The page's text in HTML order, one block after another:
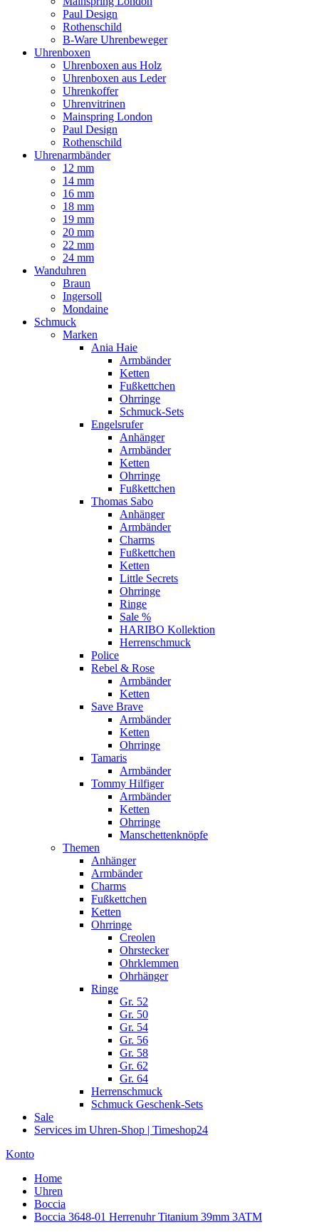
Paul Design
Rothenschild
B-Ware Uhrenbeweger
Uhrenboxen
Uhrenboxen aus Holz
Uhrenboxen aus Leder
Uhrenkoffer
Uhrenvitrinen
Mainspring London
Paul Design
Rothenschild
Uhrenarmbänder
12 mm
14 mm
16 mm
18 mm
19 mm
20 mm
22 mm
24 mm
Wanduhren
Braun
Ingersoll
Mondaine
Schmuck
Marken
Ania Haie
Armbänder
Ketten
Fußkettchen
Ohrringe
Schmuck-Sets
Engelsrufer
Anhänger
Armbänder
Ketten
Ohrringe
Fußkettchen
Thomas Sabo
Anhänger
Armbänder
Charms
Fußkettchen
Ketten
Little Secrets
Ohrringe
Ringe
Sale %
HARIBO Kollektion
Herrenschmuck
Police
Rebel & Rose
Armbänder
Ketten
Save Brave
Armbänder
Ketten
Ohrringe
Tamaris
Armbänder
Tommy Hilfiger
Armbänder
Ketten
Ohrringe
Manschettenknöpfe
Themen
Anhänger
Armbänder
Charms
Fußkettchen
Ketten
Ohrringe
Creolen
Ohrstecker
Ohrklemmen
Ohrhänger
Ringe
Gr. 52
Gr. 50
Gr. 54
Gr. 56
Gr. 58
Gr. 62
Gr. 64
Herrenschmuck
Schmuck Geschenk-Sets
Sale
Services im Uhren-Shop | Timeshop24
Konto
Home
Uhren
Boccia
Boccia 3648-01 Herrenuhr Titanium 39mm 3ATM